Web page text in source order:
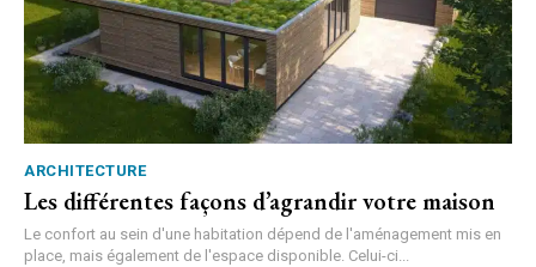
ARCHITECTURE
Les différentes façons d’agrandir votre maison
Le confort au sein d'une habitation dépend de l'aménagement mis en
place, mais également de l'espace disponible. Celui-ci...